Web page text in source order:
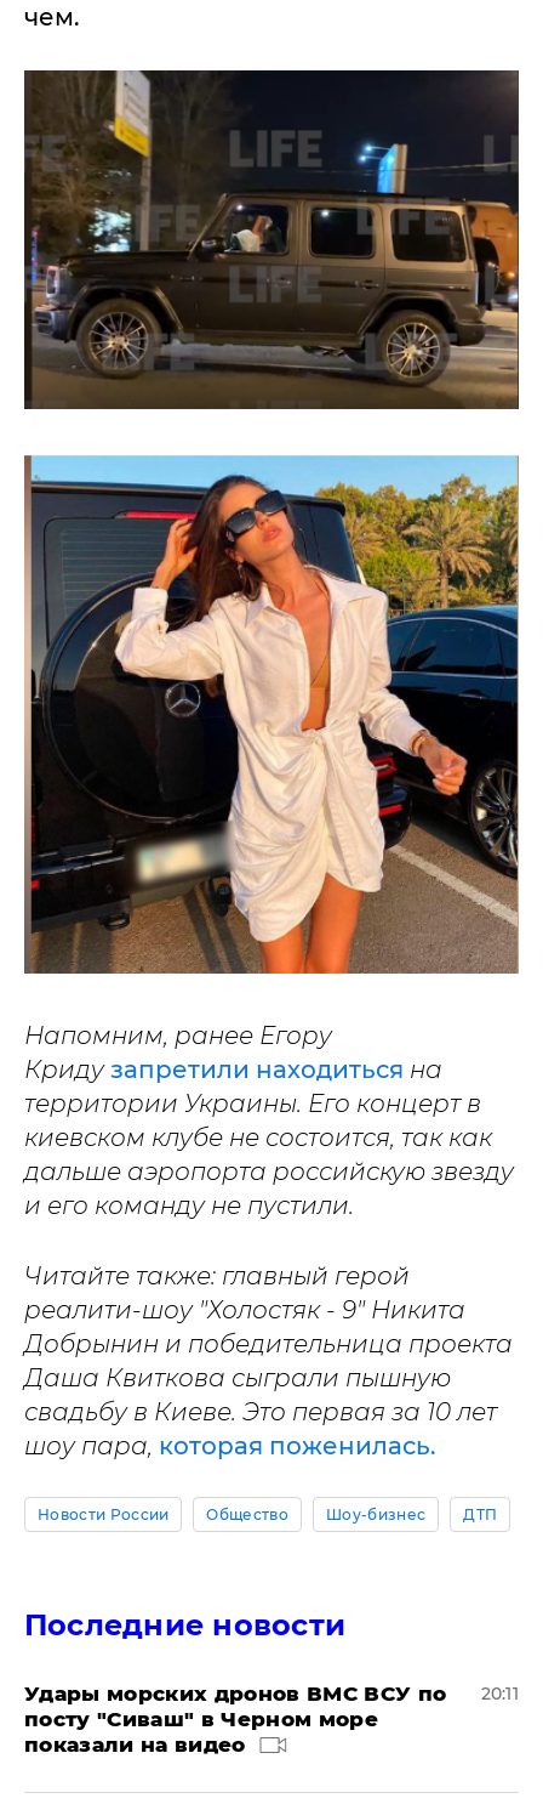
чем.
Напомним, ранее Егору
Кридузапретили находиться на
территории Украины. Его концерт в
киевском клубе не состоится, так как
дальше аэропорта российскую звезду
и его команду не пустили.
Читайте также: главный герой
реалити-шоу "Холостяк - 9" Никита
Добрынин и победительница проекта
Даша Квиткова сыграли пышную
свадьбу в Киеве. Это первая за 10 лет
шоу пара, которая поженилась.
Новости России Общество Шоу-бизнес ДТП
Последние новости
Удары морских дронов ВМС ВСУ по
посту "Сиваш" в Черном море
показали на видео
20:11